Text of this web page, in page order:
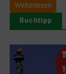
Weiterlesen
Buchtipp